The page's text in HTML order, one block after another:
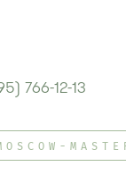
766-12-13